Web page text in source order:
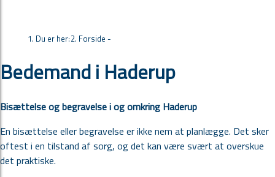
Du er her: Forside -
Bedemand i Haderup
Bisættelse og begravelse i og omkring Haderup
En bisættelse eller begravelse er ikke nem at planlægge. Det sker
oftest i en tilstand af sorg, og det kan være svært at overskue
det praktiske.